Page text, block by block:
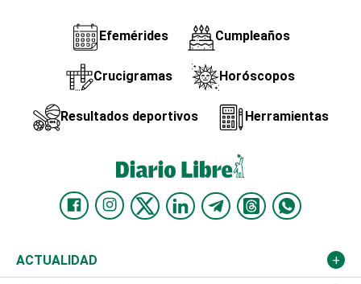
Efemérides Cumpleaños
Crucigramas Horóscopos
Resultados deportivos Herramientas
ACTUALIDAD